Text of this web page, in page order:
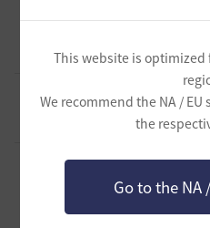
This website is
We recommend the NA /
the
Go to the NA
由！基本ソロだけどたま
0 143 oすずo
1
ギルド【
者復帰者歓迎！！
192 かぐら
[ギルド募集]ギルチャ完全
多数所属・スキル目当て
0 142 くろいば